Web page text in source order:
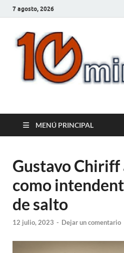
7 agosto, 2026
MENÚ PRINCIPAL
Gustavo Chiriff
como
de salto
12 julio, 2023 - Dejar un comentario